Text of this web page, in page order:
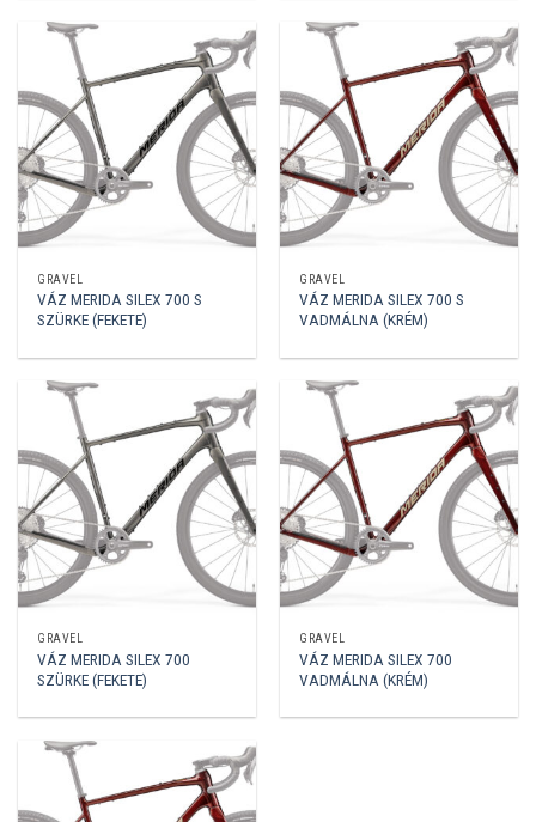
GRAVEL
VÁZ MERIDA SILEX 700 S
SZÜRKE (FEKETE)
GRAVEL
VÁZ MERIDA SILEX 700 S
VADMÁLNA (KRÉM)
GRAVEL
VÁZ MERIDA SILEX 700
SZÜRKE (FEKETE)
GRAVEL
VÁZ MERIDA SILEX 700
VADMÁLNA (KRÉM)